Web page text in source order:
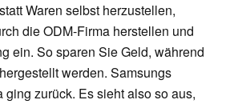
Waren selbst herzustellen,
die ODM-Firma herstellen und
ein. So sparen Sie Geld, während
werden. Samsungs
ging zurück. Es sieht also so aus,